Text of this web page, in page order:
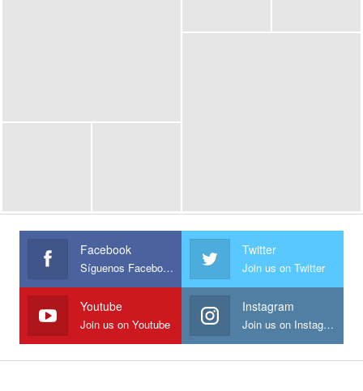
Facebook
Síguenos Facebook
Twitter
Join us on Twitter
Youtube
Join us on Youtube
Instagram
Join us on Instagram